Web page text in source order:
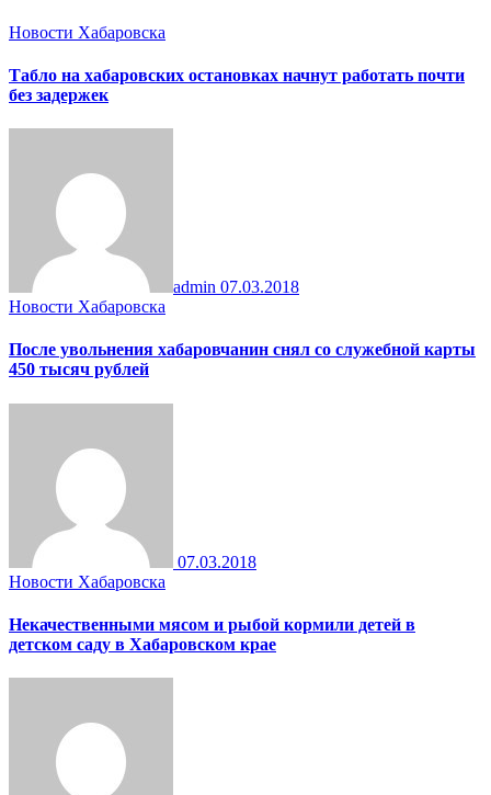
Новости Хабаровска
Табло на хабаровских остановках начнут работать почти
без задержек
admin 07.03.2018
Новости Хабаровска
После увольнения хабаровчанин снял со служебной карты
450 тысяч рублей
07.03.2018
Новости Хабаровска
Некачественными мясом и рыбой кормили детей в
детском саду в Хабаровском крае